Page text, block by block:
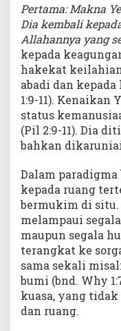
Pertama: Makna
Dia kembali
Allahannya yang
kepada
hakekat
abadi dan
1:9-11). Kenaikan
status
(Pil 2:9-11). Dia
bahkan
Dalam paradigma
kepada ruang
bermukim di situ.
melampaui
maupun segala
terangkat ke
sama sekali
bumi (bnd. Why
kuasa, yang
dan ruang.